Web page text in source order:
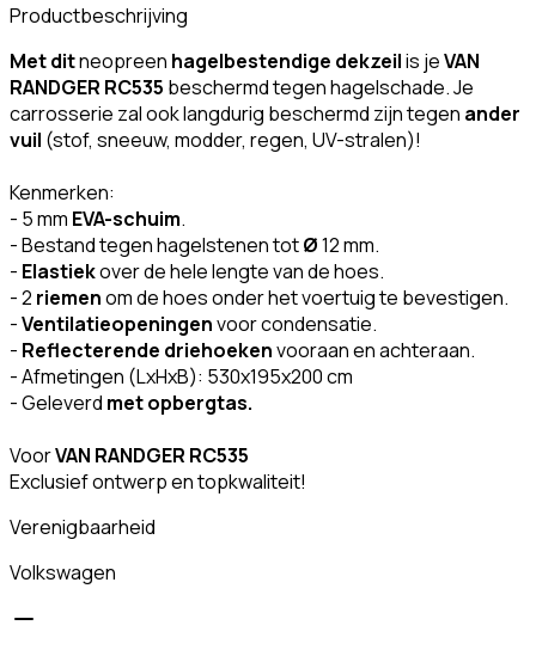
Productbeschrijving
Met ditneopreen hagelbestendige dekzeilis jeVAN
RANDGER RC535 beschermd tegen hagelschade. Je
carrosserie zal ook langdurig beschermd zijn tegen ander
vuil (stof, sneeuw, modder, regen, UV-stralen)!
Kenmerken:
- 5 mm EVA-schuim.
- Bestand tegen hagelstenen totØ12 mm.
- Elastiekover de hele lengte van de hoes.
- 2 riemenom de hoes onder het voertuig te bevestigen.
-Ventilatieopeningenvoor condensatie.
- Reflecterende driehoekenvooraan en achteraan.
- Afmetingen (LxHxB): 530x195x200 cm
- Geleverd met opbergtas.
VoorVAN RANDGER RC535
Exclusief ontwerp en topkwaliteit!
Verenigbaarheid
Volkswagen